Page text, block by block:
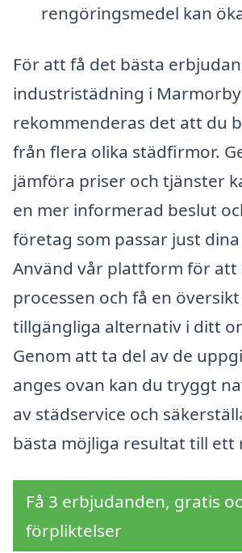
rengöringsmedel kan
För att få det bästa
industristädning i
rekommenderas det att du
från flera olika städfirmor.
jämföra priser och tjänster
en mer informerad beslut
företag som passar just
Använd vår plattform för
processen och få en
tillgängliga alternativ i ditt
Genom att ta del av de
anges ovan kan du tryggt
av städservice och
bästa möjliga resultat till ett
Få 3 erbjudanden, gratis
förpliktelser